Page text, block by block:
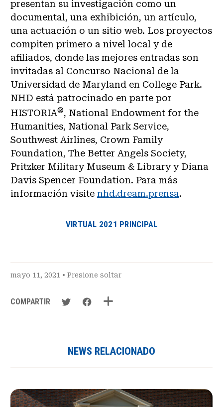
presentan su investigación como un
documental, una exhibición, un artículo,
una actuación o un sitio web. Los proyectos
compiten primero a nivel local y de
afiliados, donde las mejores entradas son
invitadas al Concurso Nacional de la
Universidad de Maryland en College Park.
NHD está patrocinado en parte por
HISTORIA®, National Endowment for the
Humanities, National Park Service,
Southwest Airlines, Crown Family
Foundation, The Better Angels Society,
Pritzker Military Museum & Library y Diana
Davis Spencer Foundation. Para más
información visite nhd.dream.prensa.
VIRTUAL 2021 PRINCIPAL
mayo 11, 2021 • Presione soltar
COMPARTIR
NEWS RELACIONADO